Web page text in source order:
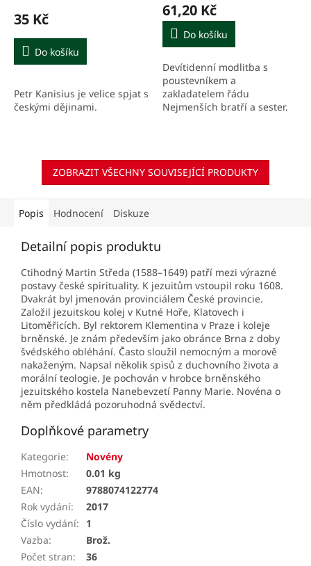
35 Kč
Do košíku
Petr Kanisius je velice spjat s
českými dějinami.
61,20 Kč
Do košíku
Devítidenní modlitba s
poustevníkem a
zakladatelem řádu
Nejmenších bratří a sester.
ZOBRAZIT VŠECHNY SOUVISEJÍCÍ PRODUKTY
Popis Hodnocení Diskuze
Detailní popis produktu
Ctihodný Martin Středa (1588–1649) patří mezi výrazné
postavy české spirituality. K jezuitům vstoupil roku 1608.
Dvakrát byl jmenován provinciálem České provincie.
Založil jezuitskou kolej v Kutné Hoře, Klatovech i
Litoměřicích. Byl rektorem Klementina v Praze i koleje
brněnské. Je znám především jako obránce Brna z doby
švédského obléhání. Často sloužil nemocným a morově
nakaženým. Napsal několik spisů z duchovního života a
morální teologie. Je pochován v hrobce brněnského
jezuitského kostela Nanebevzetí Panny Marie. Novéna o
něm předkládá pozoruhodná svědectví.
Doplňkové parametry
Kategorie:
Novény
Hmotnost:
0.01 kg
EAN:
9788074122774
Rok vydání:
2017
Číslo vydání:
1
Vazba:
Brož.
Počet stran:
36